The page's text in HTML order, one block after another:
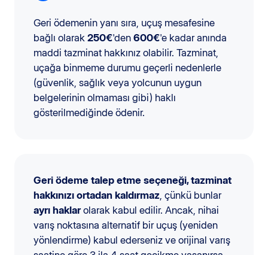
Geri ödemenin yanı sıra, uçuş mesafesine
bağlı olarak 250€'den 600€'e kadar anında
maddi tazminat hakkınız olabilir. Tazminat,
uçağa binmeme durumu geçerli nedenlerle
(güvenlik, sağlık veya yolcunun uygun
belgelerinin olmaması gibi) haklı
gösterilmediğinde ödenir.
Geri ödeme talep etme seçeneği, tazminat
hakkınızı ortadan kaldırmaz, çünkü bunlar
ayrı haklarolarak kabul edilir. Ancak, nihai
varış noktasına alternatif bir uçuş (yeniden
yönlendirme) kabul ederseniz ve orijinal varış